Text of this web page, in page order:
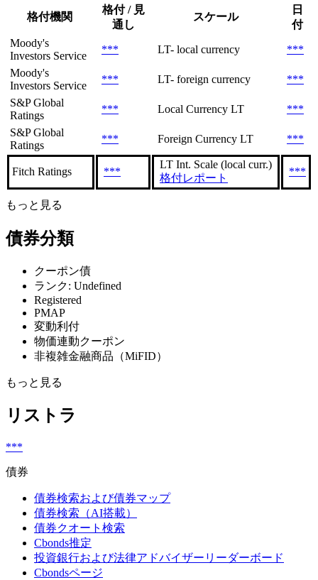
格付機関
格付 / 見
通し
スケール
日
付
Moody's
Investors Service
*** LT- local currency
***
Moody's
Investors Service
*** LT- foreign currency
***
S&P Global
Ratings
*** Local Currency LT
***
S&P Global
Ratings
*** Foreign Currency LT ***
Fitch Ratings ***
LT Int. Scale (local curr.)
格付レポート
***
もっと見る
債券分類
クーポン債
ランク: Undefined
Registered
PMAP
変動利付
物価連動クーポン
非複雑金融商品（MiFID）
もっと見る
リストラ
***
債券
債券検索および債券マップ
債券検索（AI搭載）
債券クオート検索
Cbonds推定
投資銀行および法律アドバイザーリーダーボード
Cbondsページ